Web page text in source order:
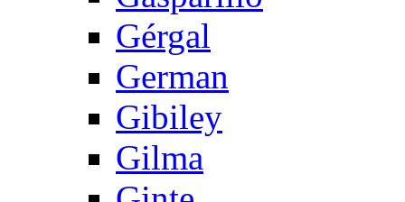
Gérgal
German
Gibiley
Gilma